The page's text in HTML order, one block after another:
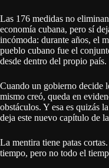
Las 176 medidas no
economía cubana, pero sí
incómoda: durante años, el
pueblo cubano fue el
desde dentro del propio país.
Cuando un gobierno decide
mismo creó, queda en
obstáculos. Y esa es quizás
deja este nuevo capítulo de
La mentira tiene patas
tiempo, pero no todo el